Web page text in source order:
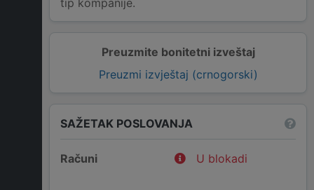
Preuzmite bonitetni izveštaj
Preuzmi izvještaj (crnogorski)
tip kompanije.
SAŽETAK POSLOVANJA
Računi U blokadi